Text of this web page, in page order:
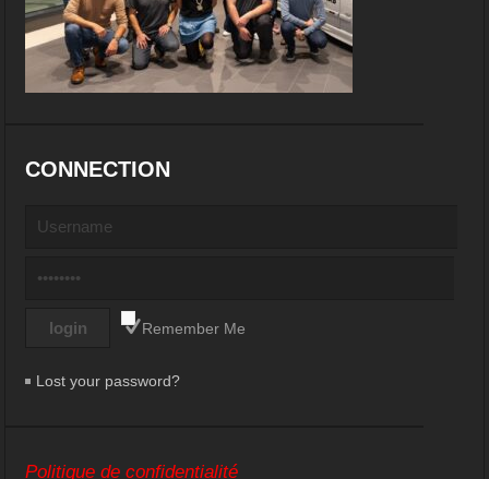
CONNECTION
Remember Me
Lost your password?
Politique de confidentialité